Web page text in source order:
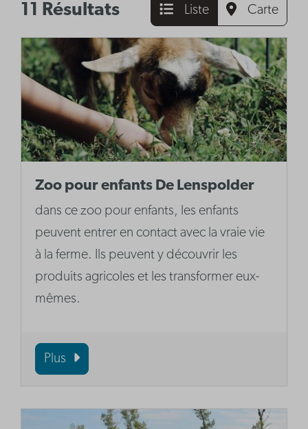
11 Résultats Liste Carte
Zoo pour enfants De Lenspolder
dans ce zoo pour enfants, les enfants
peuvent entrer en contact avec la vraie vie
à la ferme. Ils peuvent y découvrir les
produits agricoles et les transformer eux-
mêmes.
Plus